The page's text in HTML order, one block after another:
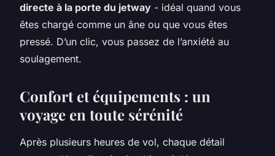
directe à la porte du jetway - idéal quand vous
êtes chargé comme un âne ou que vous êtes
pressé. D’un clic, vous passez de l’anxiété au
soulagement.
Confort et équipements : un
voyage en toute sérénité
Après plusieurs heures de vol, chaque détail